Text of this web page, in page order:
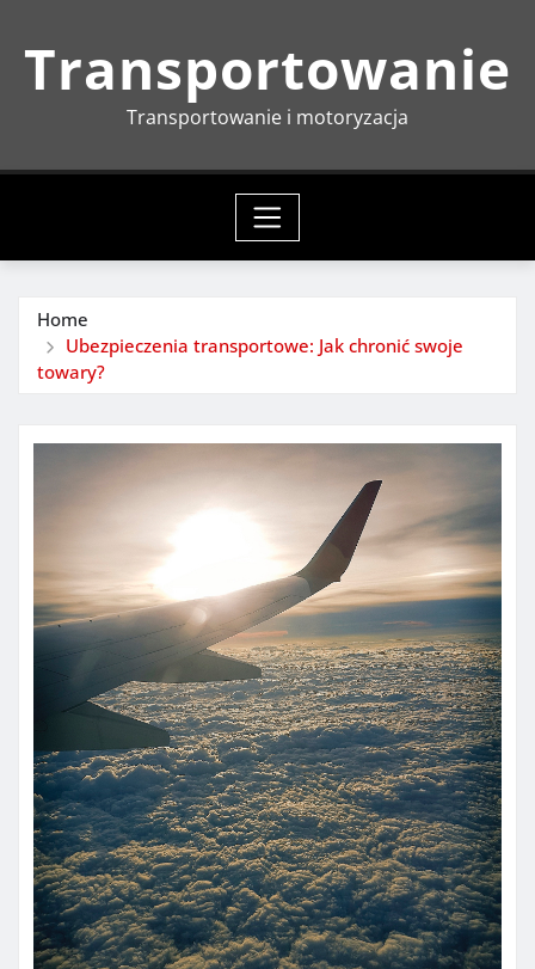
Transportowanie
Transportowanie i motoryzacja
Home
Ubezpieczenia transportowe: Jak chronić swoje
towary?